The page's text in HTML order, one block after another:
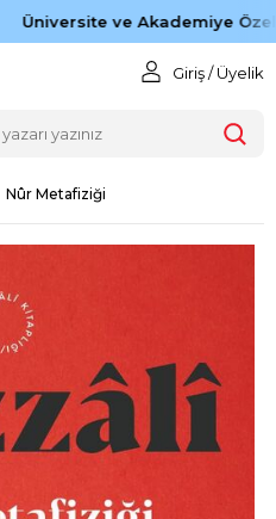
Üniversite ve Akademiye Özel
Giriş / Üyelik
Nûr Metafiziği